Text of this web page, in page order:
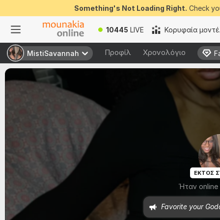
Something's Not Loading Right. Check
10445 LIVE Κορυφαία
MistiSavannah Προφίλ Χρονολόγιο
MistiSavannah
ΕΚΤΟΣ
Ήταν online
Favorite your